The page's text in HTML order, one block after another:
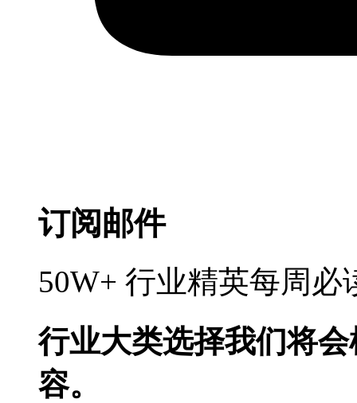
订阅邮件
50W+ 行业精英每周
行业大类选择我们将
容。